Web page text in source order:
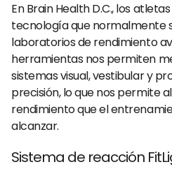
En Brain Health D.C., los
tecnología que normalmente
laboratorios de rendimiento
herramientas nos permiten
sistemas visual, vestibular y
precisión, lo que nos permite
rendimiento que el
alcanzar.
Sistema de reacción